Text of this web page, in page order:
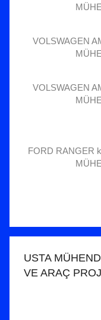
VOLSWAGEN
VOLSWAGEN
FORD RANGER
USTA
VE ARAÇ